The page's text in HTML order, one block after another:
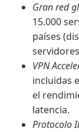
Gran red
15.000
países
VPN
incluidas
el
latencia.
Protocolo